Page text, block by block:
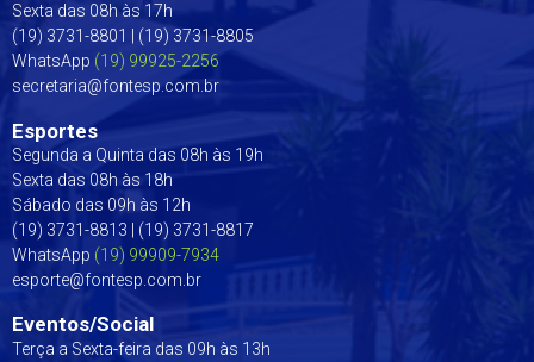
Sexta das 08h às 17h
(19) 3731-8801 | (19) 3731-8805
WhatsApp (19) 99925-2256
secretaria@fontesp.com.br
Esportes
Segunda a Quinta das 08h às 19h
Sexta das 08h às 18h
Sábado das 09h às 12h
(19) 3731-8813 | (19) 3731-8817
WhatsApp (19) 99909-7934
esporte@fontesp.com.br
Eventos/Social
Terça a Sexta-feira das 09h às 13h